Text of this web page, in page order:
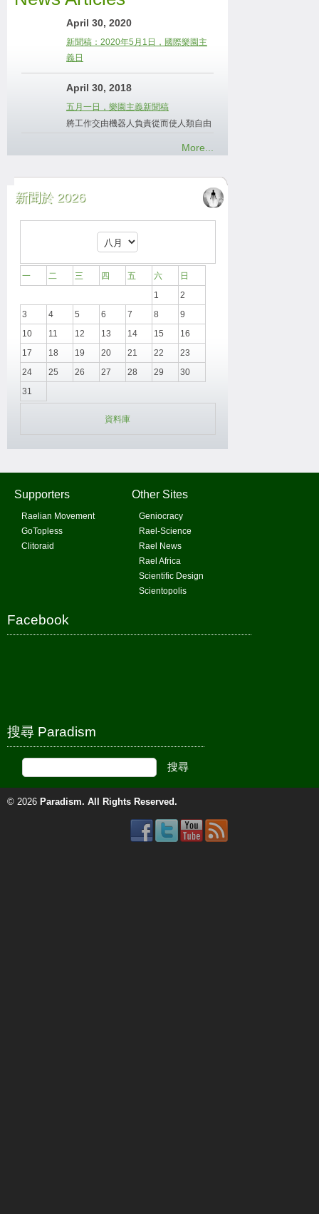
April 30, 2020
新聞稿：2020年5月1日，國際樂園主
義日
April 30, 2018
五月一日，樂園主義新聞稿
將工作交由機器人負責從而使人類自由
More...
新聞於 2026
一 二 三 四 五 六
日
1
2
3
4 5 6 7 8
9
10
11 12 13 14 15
16
17
18 19 20 21 22
23
24
25 26 27 28 29
30
31
資料庫
Supporters
Raelian Movement
GoTopless
Clitoraid
Other Sites
Geniocracy
Rael-Science
Rael News
Rael Africa
Scientific Design
Scientopolis
Facebook
搜尋 Paradism
© 2026 Paradism. All Rights Reserved.